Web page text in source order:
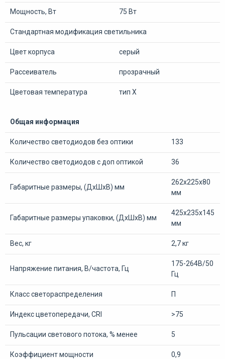
Мощность, Вт 75 Вт
Стандартная модификация светильника
Цвет корпуса серый
Рассеиватель прозрачный
Цветовая температура тип Х
Общая информация
Количество светодиодов без оптики 133
Количество светодиодов с доп оптикой 36
Габаритные размеры, (ДхШхВ) мм
262х225х80
мм
Габаритные размеры упаковки, (ДхШхВ) мм
425х235х145
мм
Вес, кг 2,7 кг
Напряжение питания, В/частота, Гц
175-264В/50
Гц
Класс светораспределения П
Индекс цветопередачи, CRI >75
Пульсации светового потока, % менее 5
Коэффициент мощности 0,9